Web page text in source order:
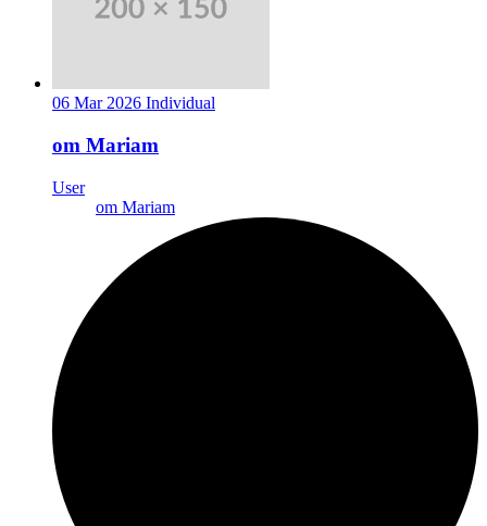
06 Mar 2026 Individual
om Mariam
User
om Mariam